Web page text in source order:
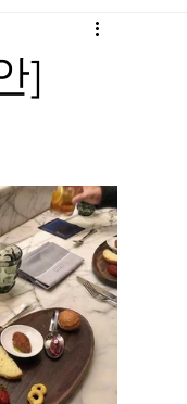
Austin-맛집/여행지
행지
지
]